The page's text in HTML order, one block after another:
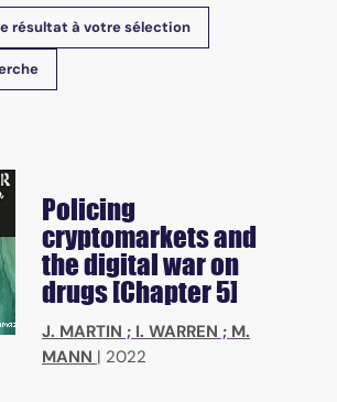
résultat à votre sélection
Policing
cryptomarkets and
the digital war on
drugs [Chapter 5]
J. MARTIN ; I. WARREN ; M.
MANN | 2022